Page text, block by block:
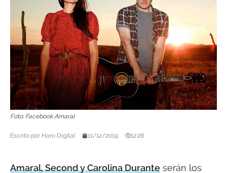
Foto: Facebook Amaral
Escrito por Haro Digital 11/12/2019 12:28
Amaral, Second y Carolina Durante serán los